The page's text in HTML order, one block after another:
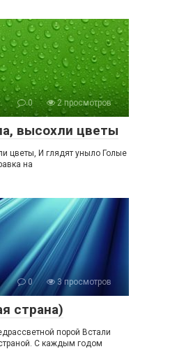
0 2 просмотров
высохли цветы
цветы, И глядят уныло Голые
на
0 3 просмотров
страна)
порой Встали
С каждым годом